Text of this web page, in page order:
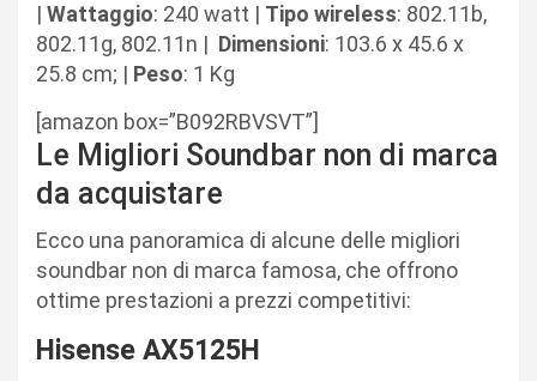
| Wattaggio: 240 watt | Tipo wireless: 802.11b,
802.11g, 802.11n | Dimensioni: 103.6 x 45.6 x
25.8 cm; | Peso: 1 Kg
[amazon box=”B092RBVSVT”]
Le Migliori Soundbar non di marca
da acquistare
Ecco una panoramica di alcune delle migliori
soundbar non di marca famosa, che offrono
ottime prestazioni a prezzi competitivi:
Hisense AX5125H